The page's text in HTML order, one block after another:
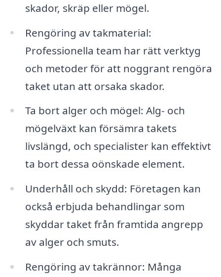
skador, skräp eller mögel.
Rengöring av takmaterial:
Professionella team har rätt verktyg
och metoder för att noggrant rengöra
taket utan att orsaka skador.
Ta bort alger och mögel: Alg- och
mögelväxt kan försämra takets
livslängd, och specialister kan effektivt
ta bort dessa oönskade element.
Underhåll och skydd: Företagen kan
också erbjuda behandlingar som
skyddar taket från framtida angrepp
av alger och smuts.
Rengöring av takrännor: Många